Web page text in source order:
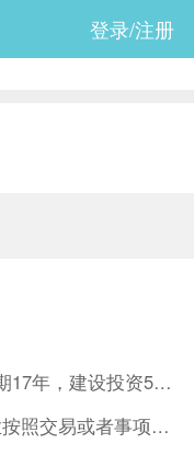
登录/注册
某建设项目建设期3年，生产经营期17年，建设投资5500万元
我国《企业会计准则》规定，企业按照交易或者事项的经济特征确定